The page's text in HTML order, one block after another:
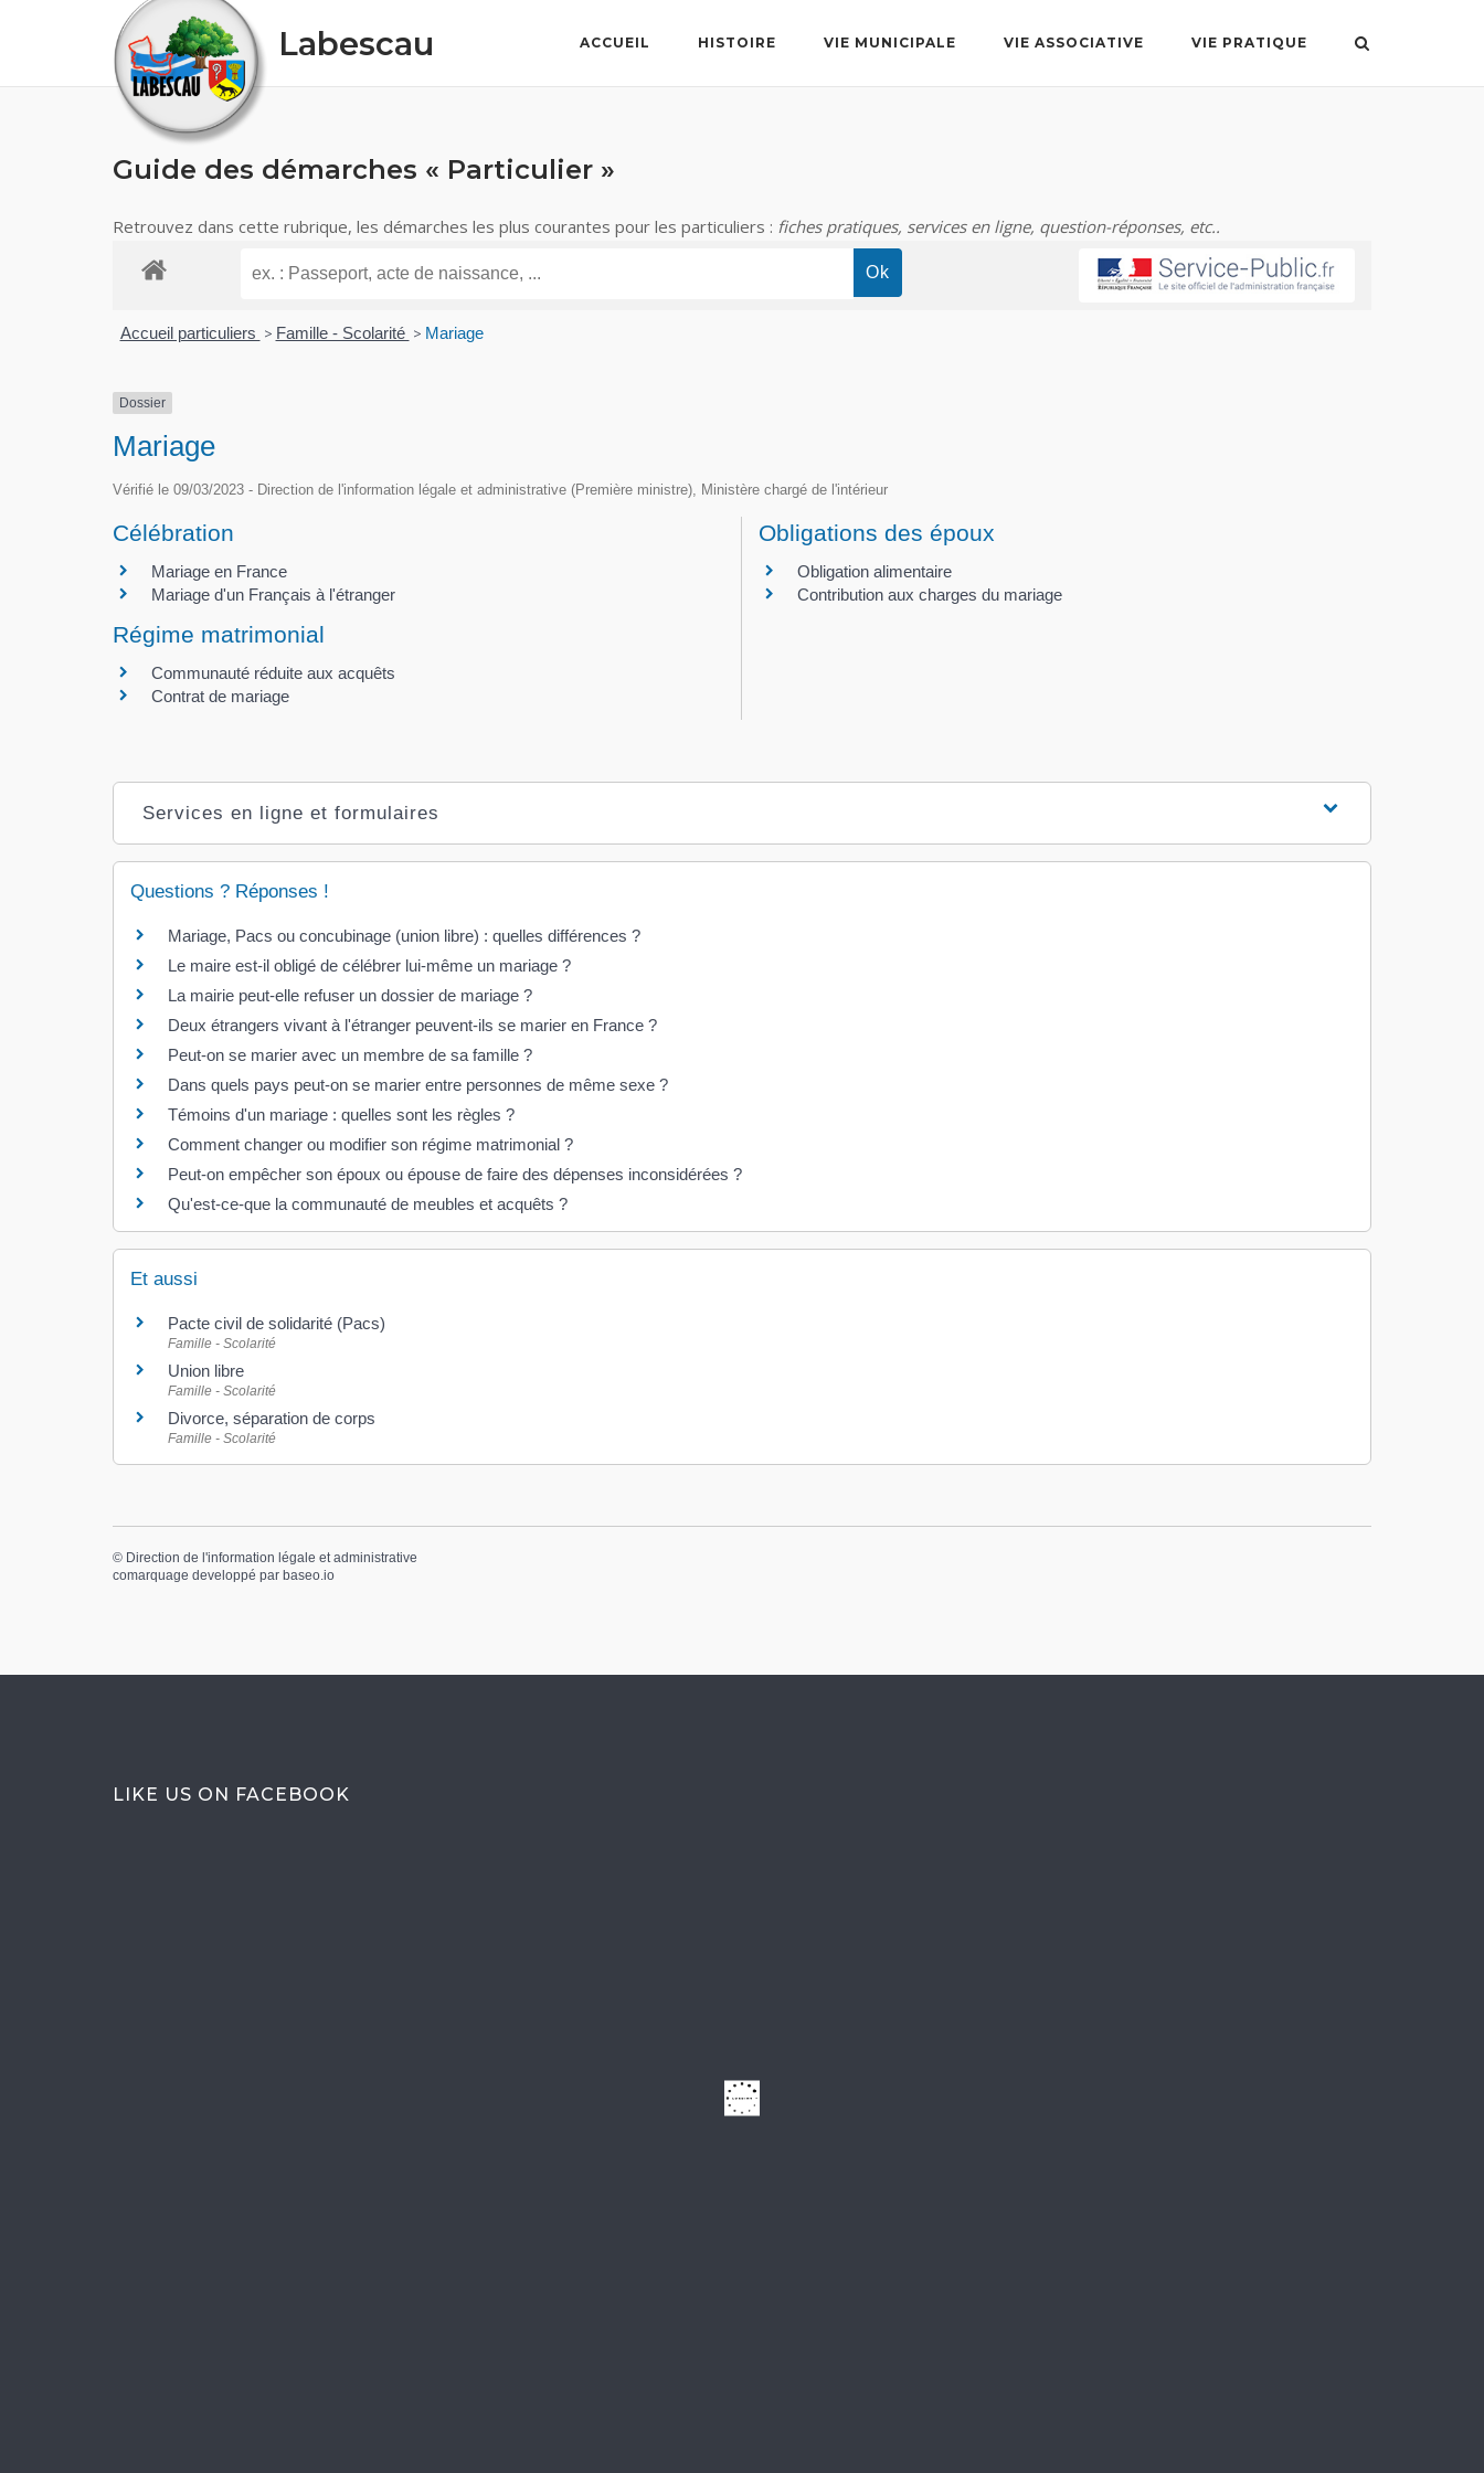
Labescau ACCUEIL HISTOIRE VIE MUNICIPALE VIE ASSOCIATIVE VIE PRATIQUE
Guide des démarches « Particulier »
Retrouvez dans cette rubrique, les démarches les plus courantes pour les particuliers : fiches pratiques, services en ligne, question-réponses, etc..
Accueil particuliers > Famille - Scolarité > Mariage
Dossier
Mariage
Vérifié le 09/03/2023 - Direction de l'information légale et administrative (Première ministre), Ministère chargé de l'intérieur
Célébration
Mariage en France
Mariage d'un Français à l'étranger
Obligations des époux
Obligation alimentaire
Contribution aux charges du mariage
Régime matrimonial
Communauté réduite aux acquêts
Contrat de mariage
Services en ligne et formulaires
Questions ? Réponses !
Mariage, Pacs ou concubinage (union libre) : quelles différences ?
Le maire est-il obligé de célébrer lui-même un mariage ?
La mairie peut-elle refuser un dossier de mariage ?
Deux étrangers vivant à l'étranger peuvent-ils se marier en France ?
Peut-on se marier avec un membre de sa famille ?
Dans quels pays peut-on se marier entre personnes de même sexe ?
Témoins d'un mariage : quelles sont les règles ?
Comment changer ou modifier son régime matrimonial ?
Peut-on empêcher son époux ou épouse de faire des dépenses inconsidérées ?
Qu'est-ce-que la communauté de meubles et acquêts ?
Et aussi
Pacte civil de solidarité (Pacs)
Famille - Scolarité
Union libre
Famille - Scolarité
Divorce, séparation de corps
Famille - Scolarité
© Direction de l'information légale et administrative
comarquage developpé par baseo.io
LIKE US ON FACEBOOK